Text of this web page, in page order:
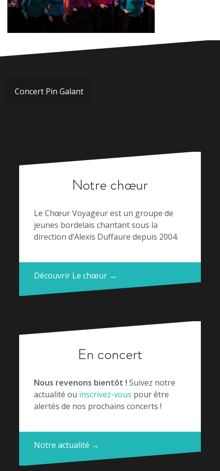
Navigation
Concert Pin Galant
Notre chœur
Le Chœur Voyageur est un groupe de
jeunes bordelais chantant sous la
direction d’Alexis Duffaure depuis 2004.
Découvrir Le chœur →
En concert
Nous revenons bientôt ! Suivez notre
actualité ou inscrivez-vous pour être
alertés de nos prochains concerts !
Notre actualité →